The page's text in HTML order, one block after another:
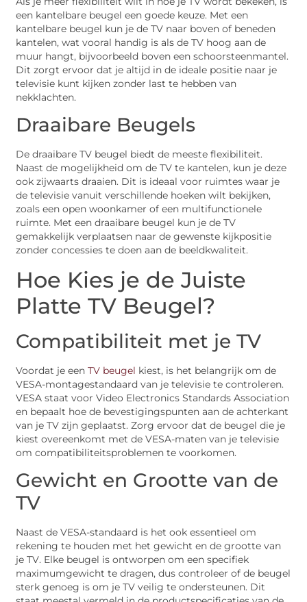
een kantelbare beugel een goede keuze. Met een
kantelbare beugel kun je de TV naar boven of beneden
kantelen, wat vooral handig is als de TV hoog aan de
muur hangt, bijvoorbeeld boven een schoorsteenmantel.
Dit zorgt ervoor dat je altijd in de ideale positie naar je
televisie kunt kijken zonder last te hebben van
nekklachten.
Draaibare Beugels
De draaibare TV beugel biedt de meeste flexibiliteit.
Naast de mogelijkheid om de TV te kantelen, kun je deze
ook zijwaarts draaien. Dit is ideaal voor ruimtes waar je
de televisie vanuit verschillende hoeken wilt bekijken,
zoals een open woonkamer of een multifunctionele
ruimte. Met een draaibare beugel kun je de TV
gemakkelijk verplaatsen naar de gewenste kijkpositie
zonder concessies te doen aan de beeldkwaliteit.
Hoe Kies je de Juiste
Platte TV Beugel?
Compatibiliteit met je TV
Voordat je een TV beugel kiest, is het belangrijk om de
VESA-montagestandaard van je televisie te controleren.
VESA staat voor Video Electronics Standards Association
en bepaalt hoe de bevestigingspunten aan de achterkant
van je TV zijn geplaatst. Zorg ervoor dat de beugel die je
kiest overeenkomt met de VESA-maten van je televisie
om compatibiliteitsproblemen te voorkomen.
Gewicht en Grootte van de
TV
Naast de VESA-standaard is het ook essentieel om
rekening te houden met het gewicht en de grootte van
je TV. Elke beugel is ontworpen om een specifiek
maximumgewicht te dragen, dus controleer of de beugel
sterk genoeg is om je TV veilig te ondersteunen. Dit